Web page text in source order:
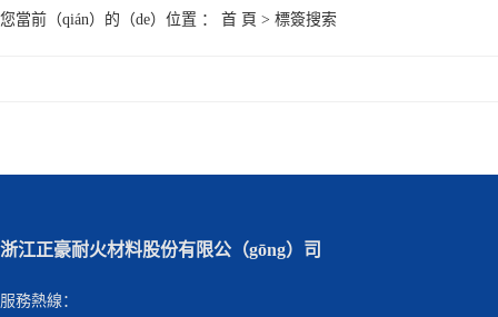
您當前（qián）的（de）位置 ： 首 頁 > 標簽搜索
浙江正豪耐火材料股份有限公（gōng）司
服務熱線：